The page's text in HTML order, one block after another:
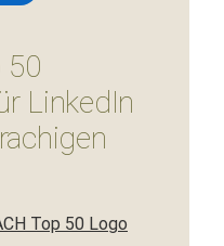
50
LinkedIn